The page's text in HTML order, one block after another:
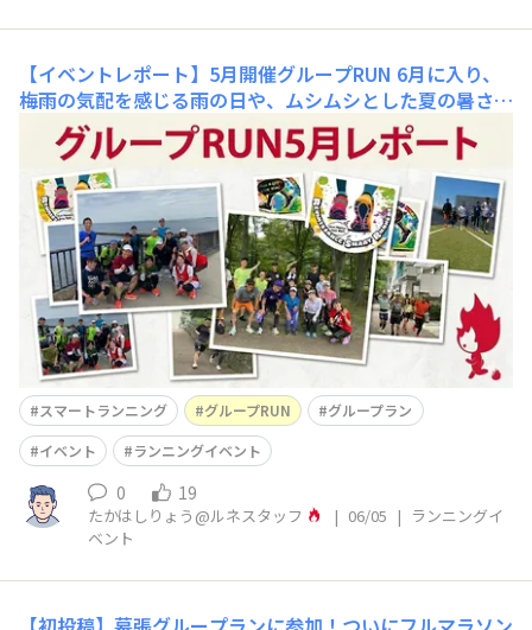
【イベントレポート】5月開催グループRUN 6月に入り、
梅雨の気配を感じる雨の日や、ムシムシとした夏の暑さを
感じる日が増えてきましたね。☀️☔️🏃‍♂️✨ これからの時期
は、インドアのランニングマシンをうまく活用してランニ
ングを継続しつつ、コンディションの良い日には外でのフ
ァンランを楽しんで下さい。5月の「グループRUN」の様
子をお
スマートランニング グループRUN
グループラン
イベント
ランニングイベント
0 19
たかはしりょう@ルネスタッフ | 06/05 | ランニングイ
ベント